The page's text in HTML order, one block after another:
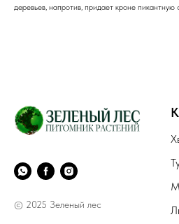
деревьев, напротив, придает кроне пикантную
© 2025 Зеленый лес